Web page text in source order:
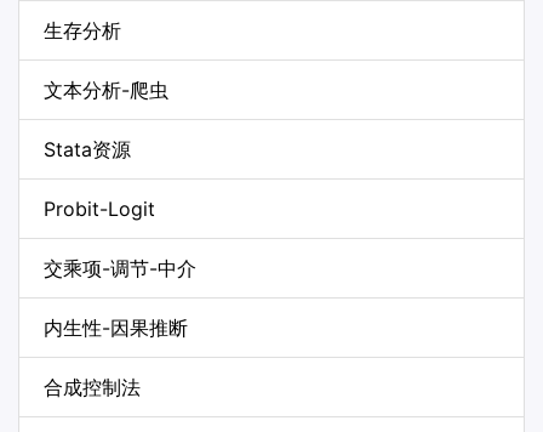
生存分析
文本分析-爬虫
Stata资源
Probit-Logit
交乘项-调节-中介
内生性-因果推断
合成控制法